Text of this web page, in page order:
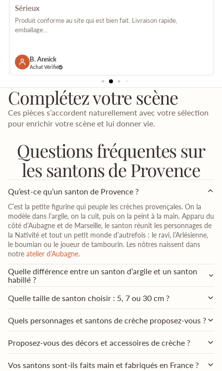
Sérieux
Produit conforme au site qui est bien fait. Livraison rapide,
emballage...
B. Annick
Achat Vérifié
Complétez votre scène
Ces pièces s’accordent naturellement avec votre sélection
pour enrichir votre scène et lui donner vie.
Questions fréquentes sur
les santons de Provence
Qu’est-ce qu’un santon de Provence ?
C’est la petite figurine qui peuple les crèches provençales. On la
modèle dans l’argile, on la cuit, puis on la peint à la main. Apparu du
côté d’Aubagne et de Marseille, le santon réunit les personnages de
la Nativité et tout un petit monde d’autrefois : le ravi, l’Arlésienne,
le boumian ou le joueur de tambourin. Les nôtres naissent dans
notre atelier d’Aubagne.
Quelle différence entre un santon d’argile et un santon
habillé ?
Quelle taille de santon choisir : 5, 7 ou 30 cm ?
Quels personnages et santons de crèche proposez-vous ?
Proposez-vous des décors et accessoires de crèche ?
Vos santons sont-ils faits main et fabriqués en France ?